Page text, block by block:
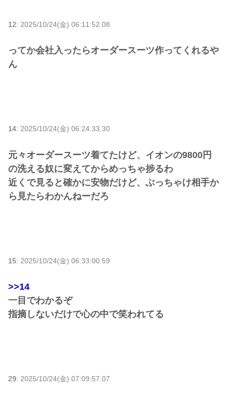
12: 2025/10/24(金) 06:11:52.08
ってか会社入ったらオーダースーツ作ってくれるや
ん
14: 2025/10/24(金) 06:24:33.30
元々オーダースーツ着てたけど、イオンの9800円
の洗える奴に変えてからめっちゃ捗るわ
近くで見ると確かに安物だけど、ぶっちゃけ相手か
ら見たらわかんねーだろ
15: 2025/10/24(金) 06:33:00.59
>>14
一目でわかるぞ
指摘しないだけで心の中で笑われてる
29: 2025/10/24(金) 07:09:57.07